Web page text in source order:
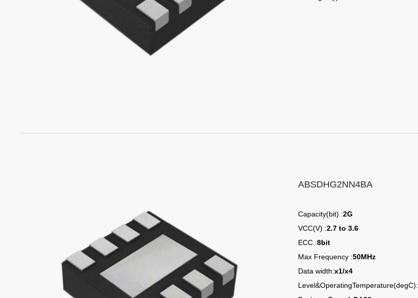
ABSDHG2NN4BA
Capacity(bit) :2G
VCC(V) :2.7 to 3.6
ECC :8bit
Max Frequency :50MHz
Data width:x1/x4
Level&OperatingTemperature(degC):